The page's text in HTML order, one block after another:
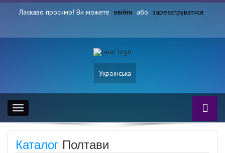
Ласкаво просимо! Ви можете ввійти або зареєструватися
Українська
Toggle
navigation
Каталог Полтави